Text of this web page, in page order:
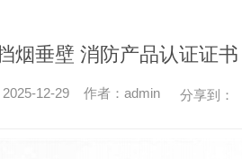
烟垂壁 消防产品认证证书
12-29 作者：admin 分享到：